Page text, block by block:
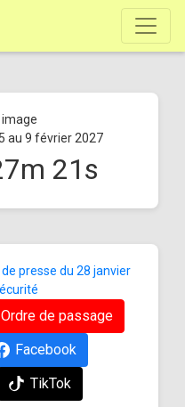
au 9 février 2027
m 21s
presse du 28 janvier
de passage
Facebook
TikTok